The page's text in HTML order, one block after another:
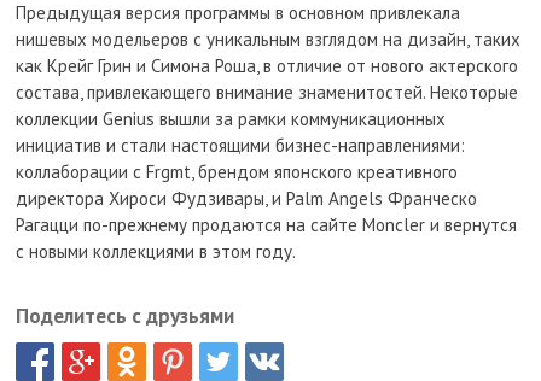
Предыдущая версия программы в основном привлекала
нишевых модельеров с уникальным взглядом на дизайн, таких
как Крейг Грин и Симона Роша, в отличие от нового актерского
состава, привлекающего внимание знаменитостей. Некоторые
коллекции Genius вышли за рамки коммуникационных
инициатив и стали настоящими бизнес-направлениями:
коллаборации с Frgmt, брендом японского креативного
директора Хироси Фудзивары, и Palm Angels Франческо
Рагацци по-прежнему продаются на сайте Moncler и вернутся
с новыми коллекциями в этом году.
Поделитесь с друзьями